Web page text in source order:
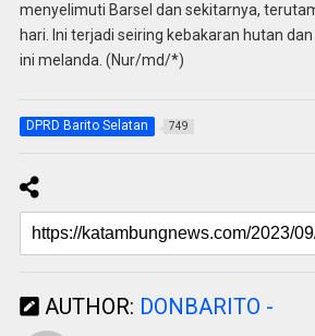
menyelimuti Barsel dan sekitarnya,
hari. Ini terjadi seiring kebakaran hutan
ini melanda. (Nur/md/*)
DPRD Barito Selatan 749
AUTHOR: DONBARITO -